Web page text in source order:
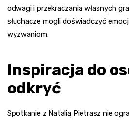
odwagi i przekraczania własnych
słuchacze mogli doświadczyć
wyzwaniom.
Inspiracja do
odkryć
Spotkanie z Natalią Pietrasz nie